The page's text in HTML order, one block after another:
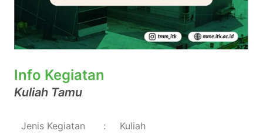
Info Kegiatan
Kuliah Tamu
Jenis Kegiatan : Kuliah